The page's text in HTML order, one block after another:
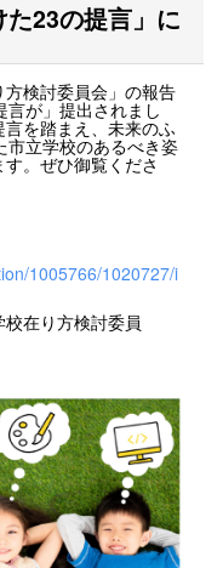
た23の提言」に
検討委員会」の報告
が」提出されまし
を踏まえ、未来のふ
市立学校のあるべき姿
。ぜひ御覧くださ
1005766/1020727/i
校在り方検討委員